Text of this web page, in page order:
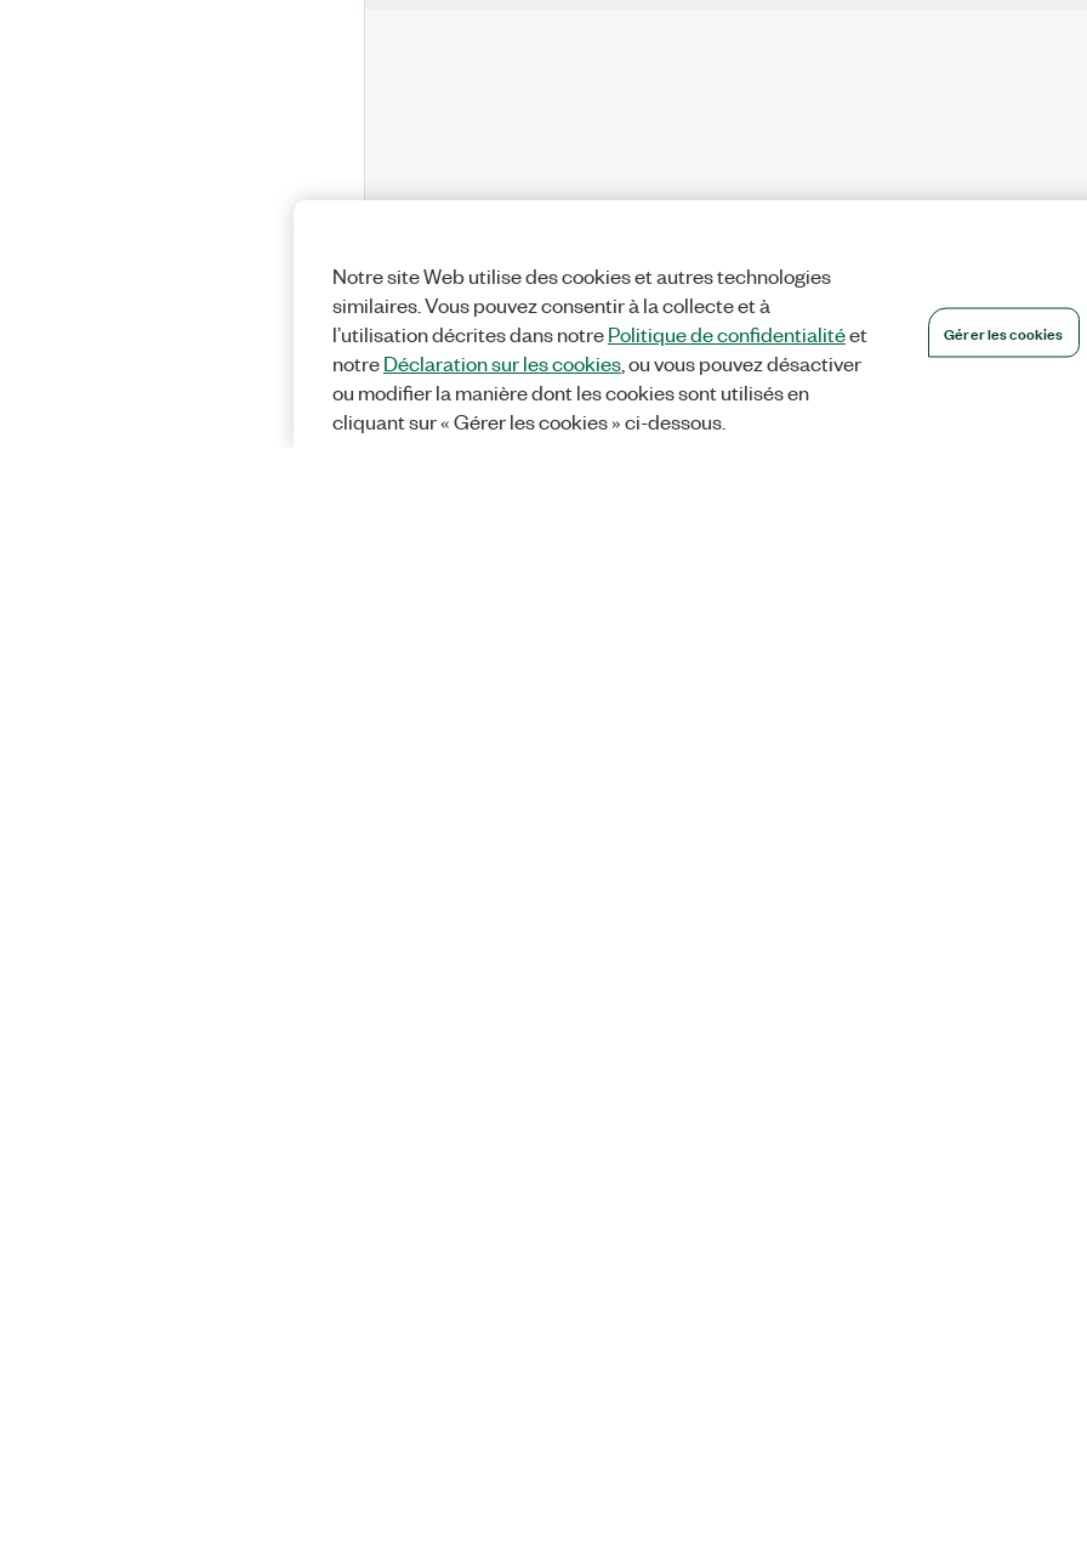
Notre site Web utilise des cookies et autres technologies
similaires. Vous pouvez consentir à la collecte et à
l’utilisation décrites dans notrePolitique de confidentialitéet
notreDéclaration sur les cookies, ou vous pouvez désactiver
ou modifier la manière dont les cookies sont utilisés en
cliquant sur « Gérer les cookies » ci-dessous.
Gérer les cookies